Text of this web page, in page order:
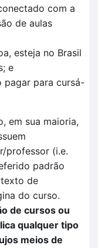
com a
de aulas
esteja no Brasil
e
pagar para cursá-
em sua maioria,
professor (i.e.
padrão
de
do curso.
de cursos ou
qualquer tipo
meios de